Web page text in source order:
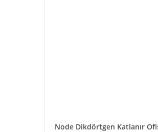
Node Dikdörtgen Katlanır